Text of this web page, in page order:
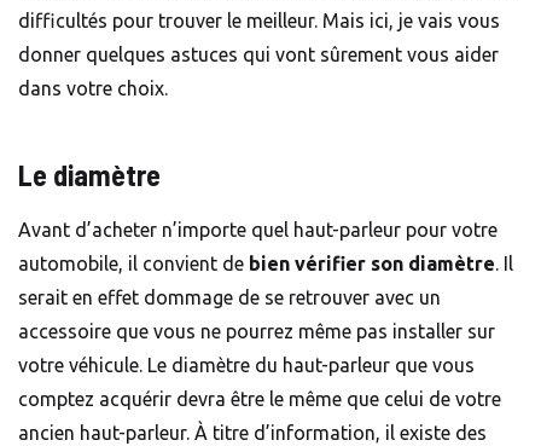
difficultés pour trouver le meilleur. Mais ici, je vais vous
donner quelques astuces qui vont sûrement vous aider
dans votre choix.
Le diamètre
Avant d’acheter n’importe quel haut-parleur pour votre
automobile, il convient de bien vérifier son diamètre. Il
serait en effet dommage de se retrouver avec un
accessoire que vous ne pourrez même pas installer sur
votre véhicule. Le diamètre du haut-parleur que vous
comptez acquérir devra être le même que celui de votre
ancien haut-parleur. À titre d’information, il existe des